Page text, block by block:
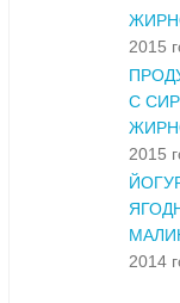
2015
С
2015
2014